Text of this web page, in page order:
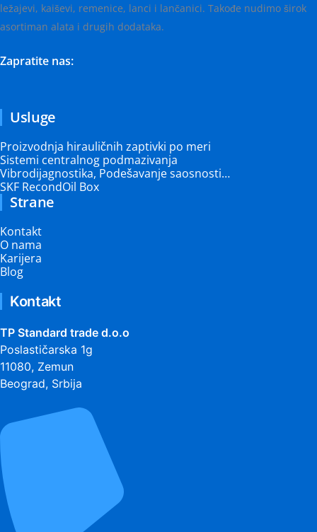
ležajevi, kaiševi, remenice, lanci i lančanici. Takođe nudimo širok
asortiman alata i drugih dodataka.
Zapratite nas:
Usluge
Proizvodnja hirauličnih zaptivki po meri
Sistemi centralnog podmazivanja
Vibrodijagnostika, Podešavanje saosnosti…
SKF RecondOil Box
Strane
Kontakt
O nama
Karijera
Blog
Kontakt
TP Standard trade d.o.o
Poslastičarska 1g
11080, Zemun
Beograd, Srbija